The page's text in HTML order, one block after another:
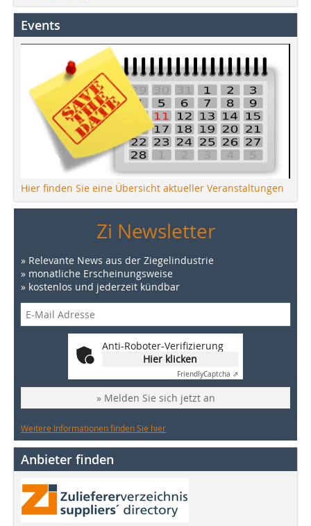
Events
Hier finden Sie eine Übersicht aktueller Veranstaltungen
Zi Newsletter
» Relevante News aus der Ziegelindustrie
» monatliche Erscheinungsweise
» kostenlos und jederzeit kündbar
Anti-Roboter-Verifizierung
Hier klicken
FriendlyCaptcha ⇗
» Melden Sie sich jetzt an
Weitere Informationen finden Sie hier
Anbieter finden